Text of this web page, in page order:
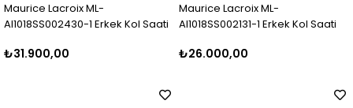
Maurice Lacroix ML-
AI1018SS002430-1 Erkek Kol Saati
₺31.900,00
Maurice Lacroix ML-
AI1018SS002131-1 Erkek Kol Saati
₺26.000,00